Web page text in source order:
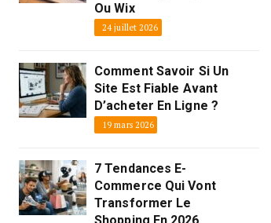
Ou Wix
24 juillet 2026
Comment Savoir Si Un
Site Est Fiable Avant
D’acheter En Ligne ?
19 mars 2026
7 Tendances E-
Commerce Qui Vont
Transformer Le